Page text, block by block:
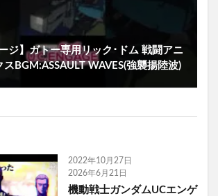
ジ】ガトー専用リック･ドム 戦闘アニ
BGM:ASSAULT WAVES(強襲揚陸波)
2022年10月27日
2026年6月21日
機動戦士ガンダムUCエンゲ